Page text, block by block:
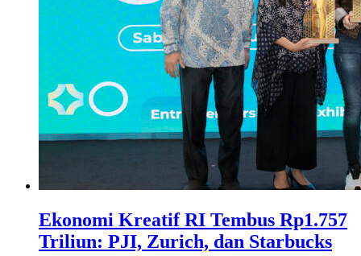
Ekonomi Kreatif RI Tembus Rp1.757
Triliun: PJI, Zurich, dan Starbucks